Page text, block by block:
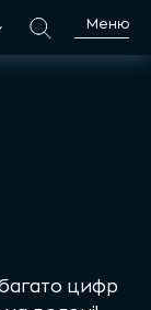
Меню
багато цифр